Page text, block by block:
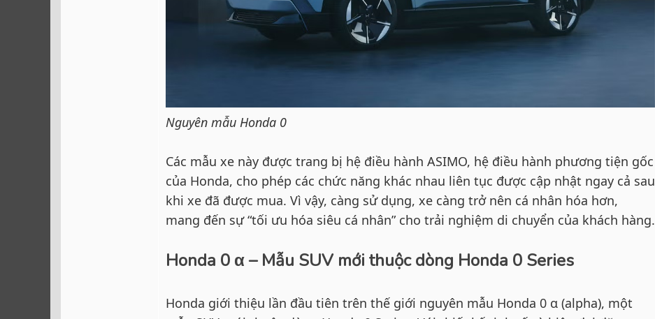
Nguyên mẫu Honda 0
Các mẫu xe này được trang bị hệ điều hành ASIMO, hệ điều hành phương tiện gốc
của Honda, cho phép các chức năng khác nhau liên tục được cập nhật ngay cả sau
khi xe đã được mua. Vì vậy, càng sử dụng, xe càng trở nên cá nhân hóa hơn,
mang đến sự “tối ưu hóa siêu cá nhân” cho trải nghiệm di chuyển của khách hàng.
Honda 0 α – Mẫu SUV mới thuộc dòng Honda 0 Series
Honda giới thiệu lần đầu tiên trên thế giới nguyên mẫu Honda 0 α (alpha), một